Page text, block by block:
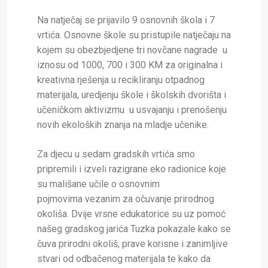
Na natječaj se prijavilo 9 osnovnih škola i 7
vrtića. Osnovne škole su pristupile natječaju na
kojem su obezbjedjene tri novčane nagrade u
iznosu od 1000, 700 i 300 KM za originalna i
kreativna rješenja u recikliranju otpadnog
materijala, uredjenju škole i školskih dvorišta i
učeničkom aktivizmu u usvajanju i prenošenju
novih ekoloških znanja na mladje učenike.
Za djecu u sedam gradskih vrtića smo
pripremili i izveli razigrane eko radionice koje
su mališane učile o osnovnim
pojmovima vezanim za očuvanje prirodnog
okoliša. Dvije vrsne edukatorice su uz pomoć
našeg gradskog jarića Tuzka pokazale kako se
čuva prirodni okoliš, prave korisne i zanimljive
stvari od odbačenog materijala te kako da